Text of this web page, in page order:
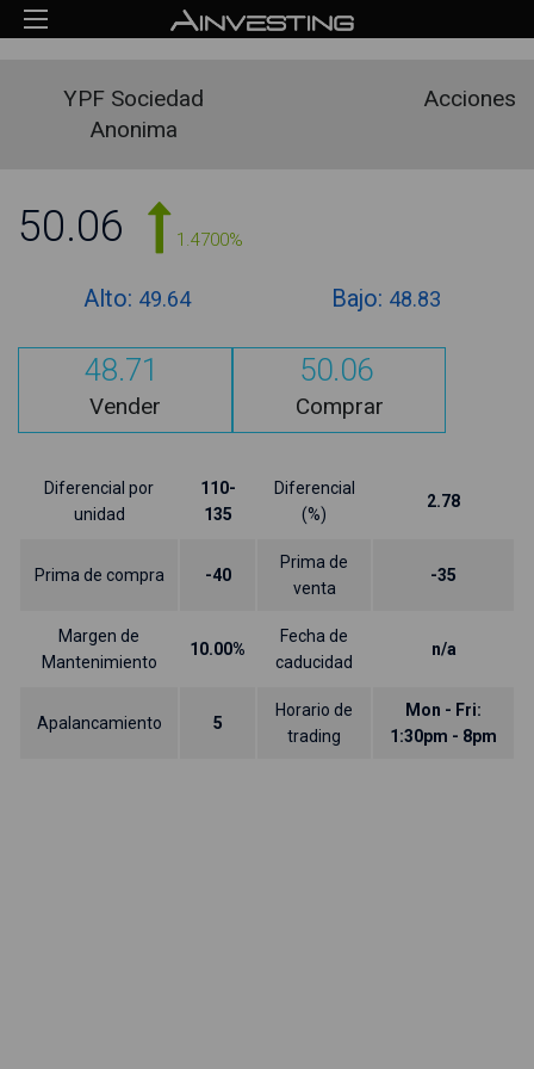
YPF Sociedad
Anonima
Acciones
50.06 1.4700%
Alto: 49.64 Bajo: 48.83
48.71
Vender
50.06
Comprar
Diferencial por
unidad
110-
135
Diferencial
(%)
2.78
Prima de compra -40
Prima de
venta
-35
Margen de
Mantenimiento
10.00%
Fecha de
caducidad
n/a
Apalancamiento 5
Horario de
trading
Mon - Fri:
1:30pm - 8pm